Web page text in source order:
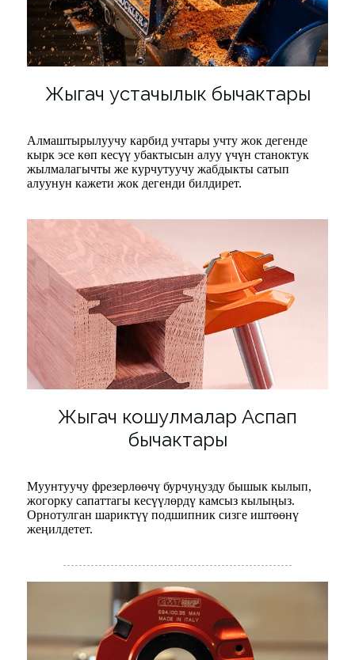
Жыгач устачылык бычактары
Алмаштырылуучу карбид учтары учту жок дегенде
кырк эсе көп кесүү убактысын алуу үчүн станоктук
жылмалагычты же курчутуучу жабдыкты сатып
алуунун кажети жок дегенди билдирет.
Жыгач кошулмалар Аспап
бычактары
Муунтуучу фрезерлөөчү бурчуңузду бышык кылып,
жогорку сапаттагы кесүүлөрдү камсыз кылыңыз.
Орнотулган шариктүү подшипник сизге иштөөнү
жеңилдетет.